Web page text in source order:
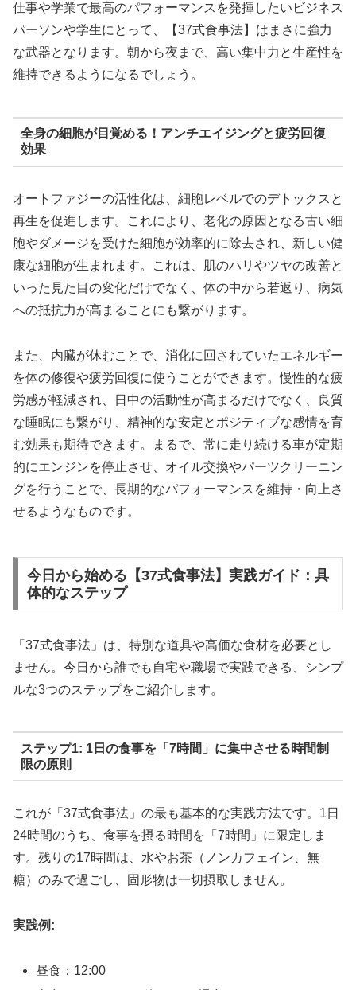
仕事や学業で最高のパフォーマンスを発揮したいビジネス
パーソンや学生にとって、【37式食事法】はまさに強力
な武器となります。朝から夜まで、高い集中力と生産性を
維持できるようになるでしょう。
全身の細胞が目覚める！アンチエイジングと疲労回復
効果
オートファジーの活性化は、細胞レベルでのデトックスと
再生を促進します。これにより、老化の原因となる古い細
胞やダメージを受けた細胞が効率的に除去され、新しい健
康な細胞が生まれます。これは、肌のハリやツヤの改善と
いった見た目の変化だけでなく、体の中から若返り、病気
への抵抗力が高まることにも繋がります。
また、内臓が休むことで、消化に回されていたエネルギー
を体の修復や疲労回復に使うことができます。慢性的な疲
労感が軽減され、日中の活動性が高まるだけでなく、良質
な睡眠にも繋がり、精神的な安定とポジティブな感情を育
む効果も期待できます。まるで、常に走り続ける車が定期
的にエンジンを停止させ、オイル交換やパーツクリーニン
グを行うことで、長期的なパフォーマンスを維持・向上さ
せるようなものです。
今日から始める【37式食事法】実践ガイド：具
体的なステップ
「37式食事法」は、特別な道具や高価な食材を必要とし
ません。今日から誰でも自宅や職場で実践できる、シンプ
ルな3つのステップをご紹介します。
ステップ1: 1日の食事を「7時間」に集中させる時間制
限の原則
これが「37式食事法」の最も基本的な実践方法です。1日
24時間のうち、食事を摂る時間を「7時間」に限定しま
す。残りの17時間は、水やお茶（ノンカフェイン、無
糖）のみで過ごし、固形物は一切摂取しません。
実践例:
昼食：12:00